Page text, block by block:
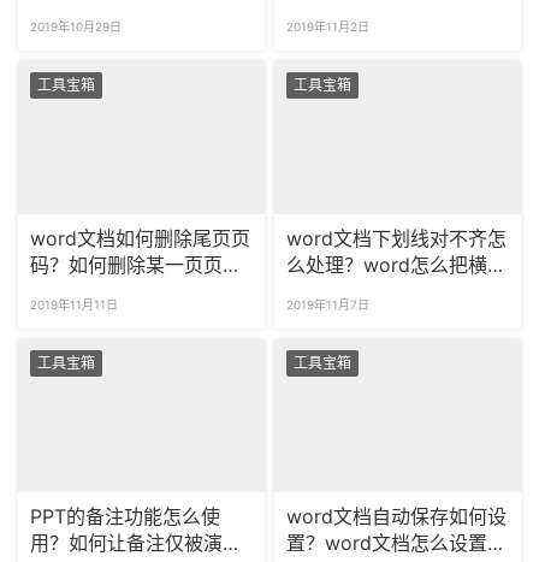
2019年10月29日 2019年11月2日
工具宝箱
word文档如何删除尾页页
码？如何删除某一页页
2019年11月11日
工具宝箱
word文档下划线对不齐怎
么处理？word怎么把横线
2019年11月7日
工具宝箱
PPT的备注功能怎么使
用？如何让备注仅被演示
工具宝箱
word文档自动保存如何设
置？word文档怎么设置定